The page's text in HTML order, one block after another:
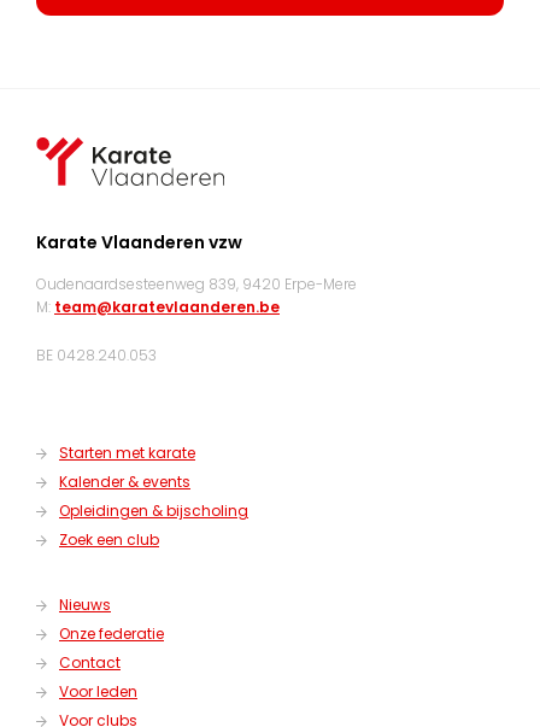
Karate Vlaanderen vzw
Oudenaardsesteenweg 839, 9420 Erpe-Mere
M: team@karatevlaanderen.be
BE 0428.240.053
Starten met karate
Kalender & events
Opleidingen & bijscholing
Zoek een club
Nieuws
Onze federatie
Contact
Voor leden
Voor clubs